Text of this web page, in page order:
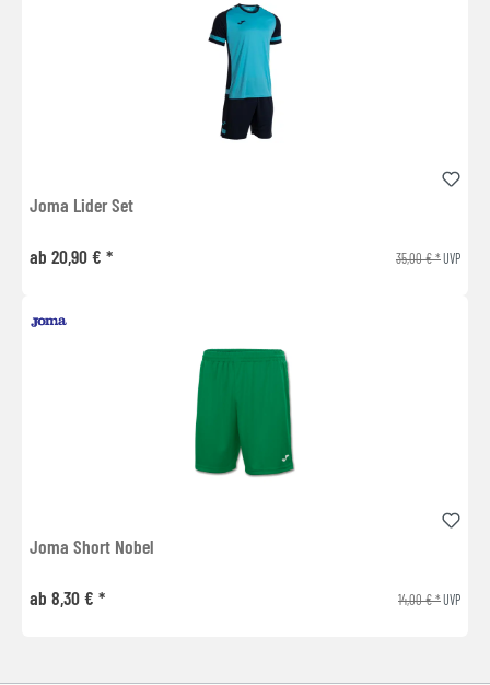
Joma Lider Set
ab 20,90 € * 35,00 € *UVP
Joma Short Nobel
ab 8,30 € * 14,00 € *UVP